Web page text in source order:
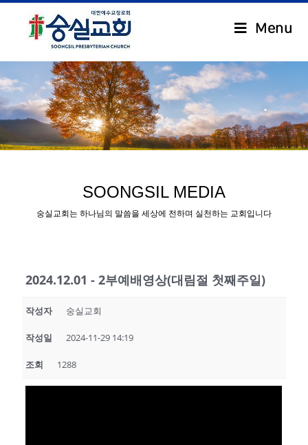
Menu
.
SOONGSIL MEDIA
숭실교회는 하나님의 말씀을 세상에 전하며 실천하는 교회입니다
2024.12.01 - 2부예배영상(대림절 첫째주일)
작성자 숭실교회
작성일 2024-11-29 14:19
조회 1288